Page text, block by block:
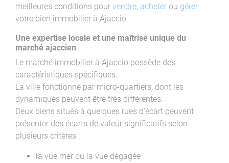
meilleures conditions pour vendre, acheter ou gérer
votre bien immobilier à Ajaccio.
Une expertise locale et une maîtrise unique du
marché ajaccien
Le marché immobilier à Ajaccio possède des
caractéristiques spécifiques.
La ville fonctionne par micro-quartiers, dont les
dynamiques peuvent être très différentes.
Deux biens situés à quelques rues d’écart peuvent
présenter des écarts de valeur significatifs selon
plusieurs critères :
la vue mer ou la vue dégagée